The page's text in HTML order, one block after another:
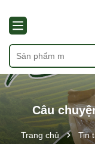
Câu
Trang chủ Tin